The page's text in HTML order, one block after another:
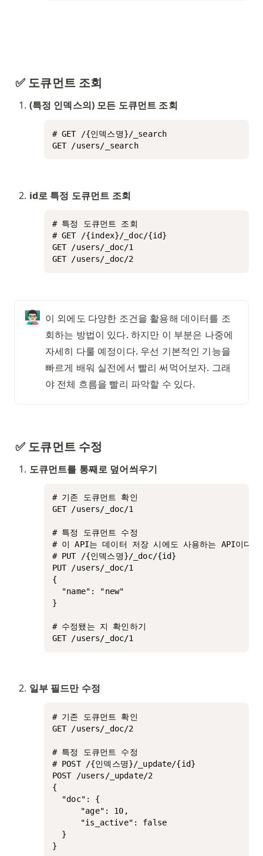
✅ 도큐먼트 조회
(특정 인덱스의) 모든 도큐먼트 조회
# GET /{인덱스명}/_search
GET /users/_search
id로 특정 도큐먼트 조회
# 특정 도큐먼트 조회
# GET /{index}/_doc/{id}
GET /users/_doc/1
GET /users/_doc/2
👨🏻‍🏫 이 외에도 다양한 조건을 활용해 데이터를 조
회하는 방법이 있다. 하지만 이 부분은 나중에
자세히 다룰 예정이다. 우선 기본적인 기능을
빠르게 배워 실전에서 빨리 써먹어보자. 그래
야 전체 흐름을 빨리 파악할 수 있다.
✅ 도큐먼트 수정
도큐먼트를 통째로 덮어씌우기
# 기존 도큐먼트 확인
GET /users/_doc/1
# 특정 도큐먼트 수정
# 이 API는 데이터 저장 시에도 사용하는 API이다.
# PUT /{인덱스명}/_doc/{id}
PUT /users/_doc/1
{
  "name": "new"
}
# 수정됐는 지 확인하기
GET /users/_doc/1
일부 필드만 수정
# 기존 도큐먼트 확인
GET /users/_doc/2
# 특정 도큐먼트 수정
# POST /{인덱스명}/_update/{id}
POST /users/_update/2
{
  "doc": {
  }
}